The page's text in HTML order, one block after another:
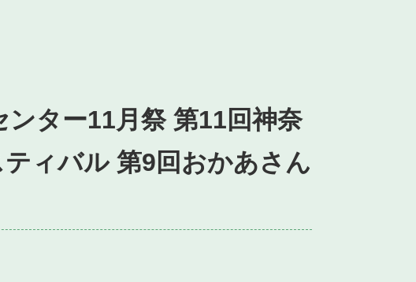
ンター11月祭 第11回神奈
ィバル 第9回おかあさん